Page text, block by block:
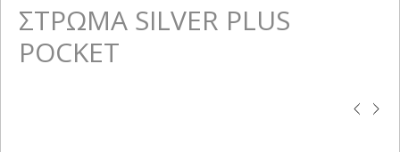
ΣΤΡΩΜΑ SILVER PLUS
POCKET